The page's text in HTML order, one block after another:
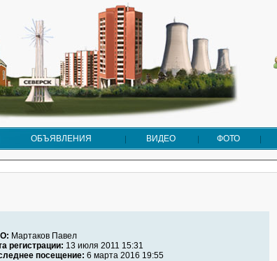
ОБЪЯВЛЕНИЯ ВИДЕО ФОТО
Мартаков Павел
регистрации: 13 июля 2011 15:31
посещение: 6 марта 2016 19:55